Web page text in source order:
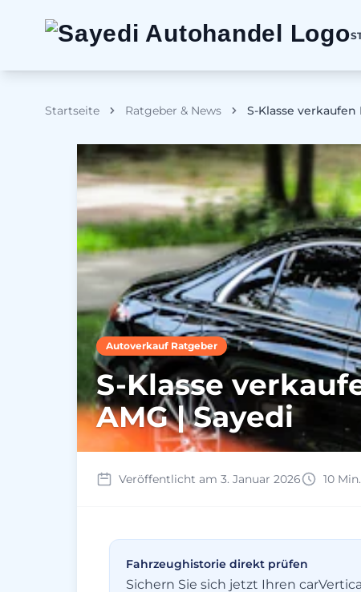
Startseite Ratgeber & News S-Klasse verkaufen
Autoverkauf Ratgeber
S-Klasse
AMG | Sayedi
Veröffentlicht am 3. Januar 2026 10
Fahrzeughistorie direkt prüfen
Sichern Sie sich jetzt Ihren